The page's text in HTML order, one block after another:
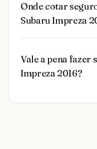
Onde cotar
Subaru Impreza
Vale a pena fazer
Impreza 2016?